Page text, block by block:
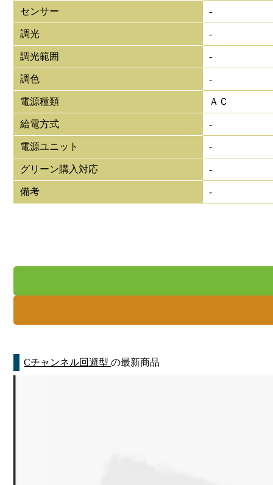
センサー -
調光 -
調光範囲 -
調色 -
電源種類 ＡＣ
給電方式 -
電源ユニット -
グリーン購入対応 -
備考 -
Cチャンネル回避型の最新商品